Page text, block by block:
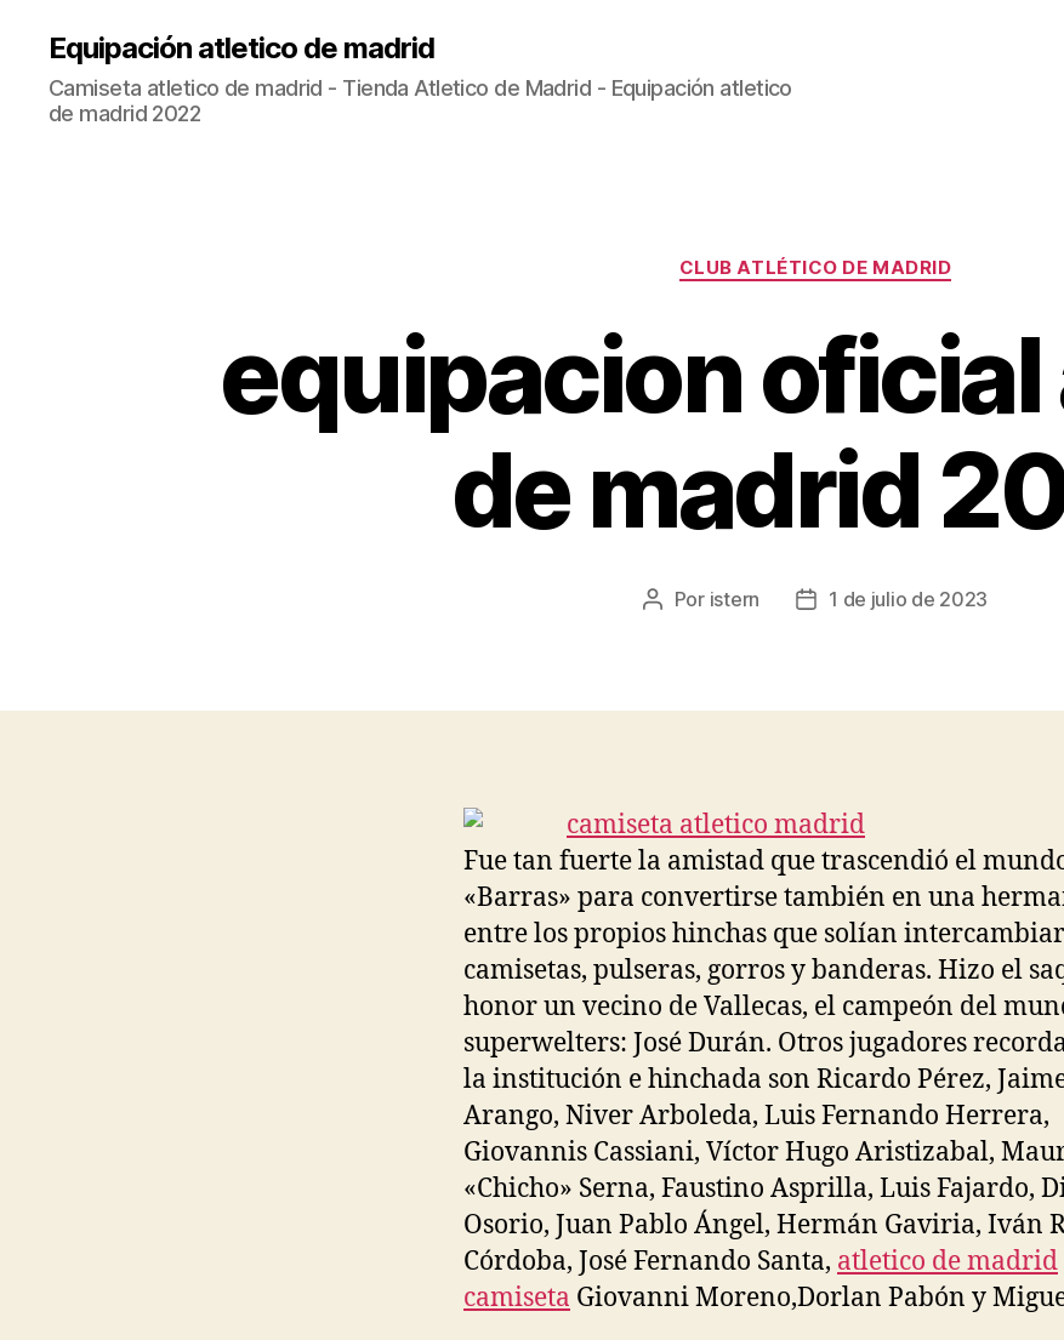
Equipación atletico de madrid
Camiseta atletico de madrid - Tienda Atletico de Madrid - Equipación atletico
de madrid 2022
Categorías
CLUB ATLÉTICO DE MADRID
equipacion
de madrid
Autor
Por istern
Fecha1 de julio de 2023
Fue tan fuerte la amistad que trascendió el
«Barras» para convertirse también en una
entre los propios hinchas que solían intercambiar
camisetas, pulseras, gorros y banderas. Hizo el
honor un vecino de Vallecas, el campeón del
superwelters: José Durán. Otros jugadores
la institución e hinchada son Ricardo Pérez,
Arango, Niver Arboleda, Luis Fernando Herrera,
Giovannis Cassiani, Víctor Hugo Aristizabal,
«Chicho» Serna, Faustino Asprilla, Luis Fajardo,
Osorio, Juan Pablo Ángel, Hermán Gaviria, Iván
Córdoba, José Fernando Santa, atletico de madrid
camiseta Giovanni Moreno,Dorlan Pabón y